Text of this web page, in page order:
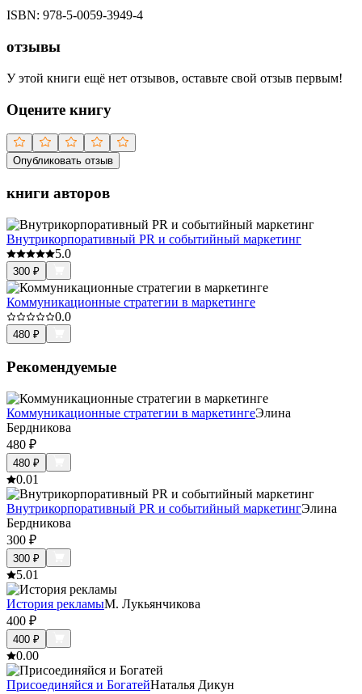
ISBN: 978-5-0059-3949-4
отзывы
У этой книги ещё нет отзывов, оставьте свой отзыв первым!
Оцените книгу
Опубликовать отзыв
книги авторов
Внутрикорпоративный PR и событийный маркетинг
5.0
300 ₽
Коммуникационные стратегии в маркетинге
0.0
480 ₽
Рекомендуемые
Коммуникационные стратегии в маркетингеЭлина
Бердникова
480 ₽
480 ₽
0.01
Внутрикорпоративный PR и событийный маркетингЭлина
Бердникова
300 ₽
300 ₽
5.01
История рекламыМ. Лукьянчикова
400 ₽
400 ₽
0.00
Присоединяйся и БогатейНаталья Дикун